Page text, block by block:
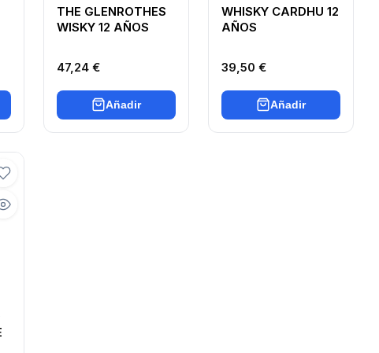
THE GLENROTHES
WISKY 12 AÑOS
47,24 €
Añadir
WHISKY CARDHU 12
AÑOS
39,50 €
Añadir